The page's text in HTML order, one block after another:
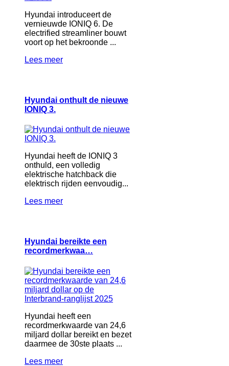
Hyundai introduceert de
vernieuwde IONIQ 6. De
electrified streamliner bouwt
voort op het bekroonde ...
Lees meer
Hyundai onthult de nieuwe
IONIQ 3.
Hyundai heeft de IONIQ 3
onthuld, een volledig
elektrische hatchback die
elektrisch rijden eenvoudig...
Lees meer
Hyundai bereikte een
recordmerkwaa…
Hyundai heeft een
recordmerkwaarde van 24,6
miljard dollar bereikt en bezet
daarmee de 30ste plaats ...
Lees meer